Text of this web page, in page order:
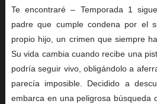
Te encontraré – Temporada 1
padre que cumple condena por el
propio hijo, un crimen que siempre
Su vida cambia cuando recibe una
podría seguir vivo, obligándolo a
parecía imposible. Decidido a
embarca en una peligrosa búsqueda